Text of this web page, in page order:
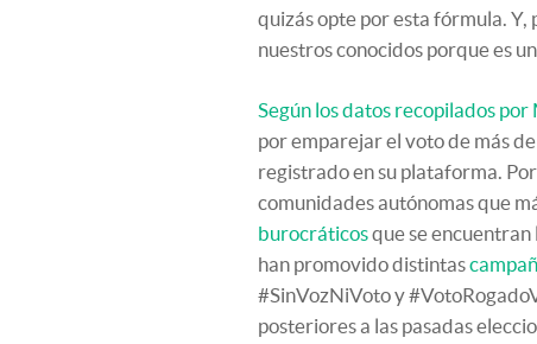
quizás opte por esta fórmula.
nuestros conocidos porque es
Según los datos recopilados
por emparejar el voto de más
registrado en su plataforma.
comunidades autónomas que
burocráticosque se
han promovido distintas
#SinVozNiVoto y
posteriores a las pasadas